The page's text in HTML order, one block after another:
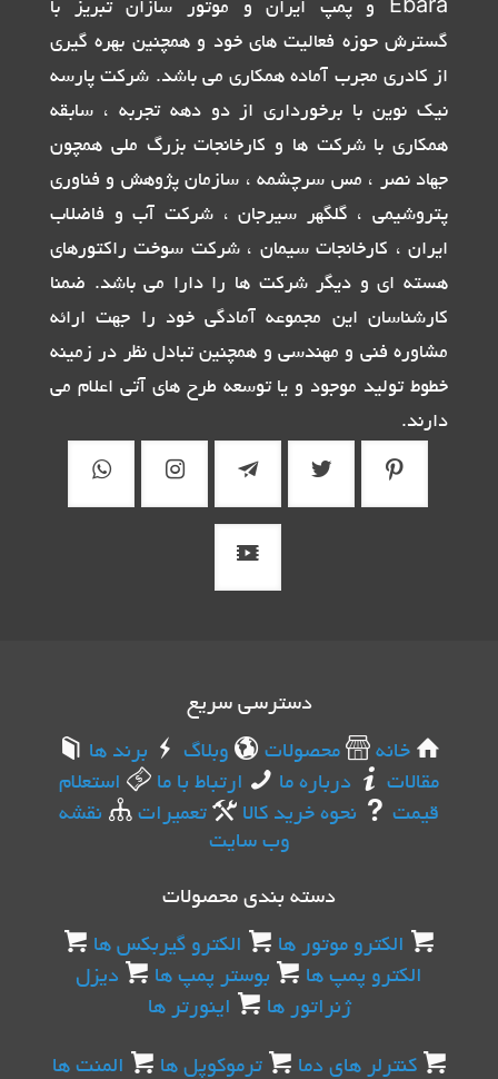
Ebara و پمپ ایران و موتور سازان تبریز با
گسترش حوزه فعالیت های خود و همچنین بهره گیری
از کادری مجرب آماده همکاری می باشد. شرکت پارسه
نیک نوین با برخورداری از دو دهه تجربه ، سابقه
همکاری با شرکت ها و کارخانجات بزرگ ملی همچون
جهاد نصر ، مس سرچشمه ، سازمان پژوهش و فناوری
پتروشیمی ، گلگهر سیرجان ، شرکت آب و فاضلاب
ایران ، کارخانجات سیمان ، شرکت سوخت راکتورهای
هسته ای و دیگر شرکت ها را دارا می باشد. ضمنا
کارشناسان این مجموعه آمادگی خود را جهت ارائه
مشاوره فنی و مهندسی و همچنین تبادل نظر در زمینه
خطوط تولید موجود و یا توسعه طرح های آتی اعلام می
دارند.
دسترسی سریع
خانه
محصولات وبلاگ
برند ها
مقالات
درباره ما ارتباط با ما
استعلام
قیمت
نحوه خرید کالا تعمیرات
نقشه
وب سایت
دسته بندی محصولات
الکترو موتور ها
الکترو گیربکس ها
الکترو پمپ ها
بوستر پمپ ها
دیزل
ژنراتور ها
اینورتر ها
کنترلر های دما ترموکوپل ها المنت ها